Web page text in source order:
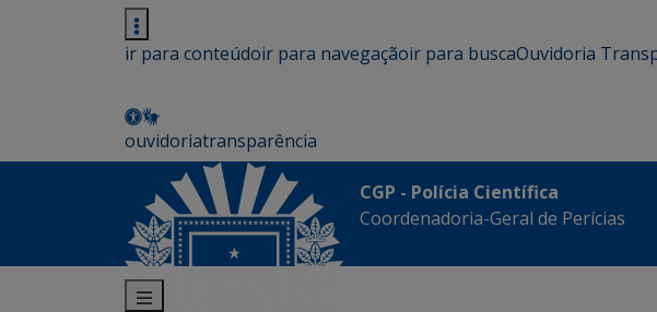
ir para conteúdoir para navegaçãoir para buscaOuvidoria
ouvidoriatransparência
CGP - Polícia Científica
Coordenadoria-Geral de Perícias